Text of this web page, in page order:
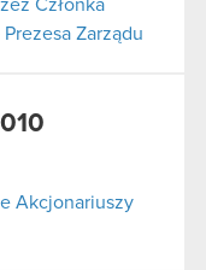
Członka
Zarządu
Akcjonariuszy